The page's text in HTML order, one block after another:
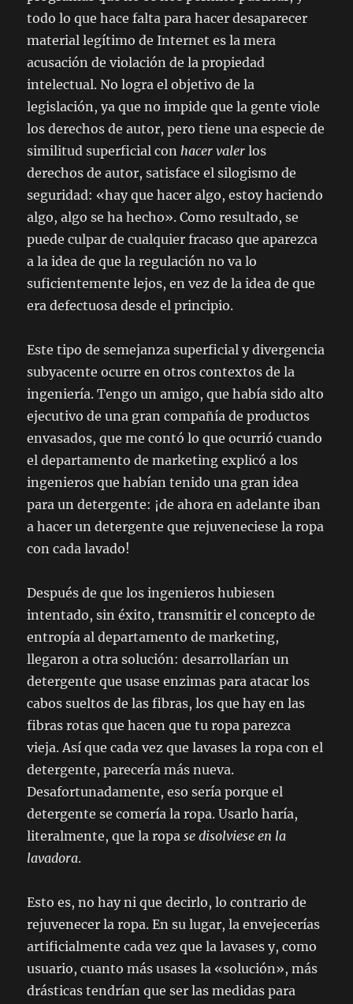
todo lo que hace falta para hacer desaparecer
material legítimo de Internet es la mera
acusación de violación de la propiedad
intelectual. No logra el objetivo de la
legislación, ya que no impide que la gente viole
los derechos de autor, pero tiene una especie de
similitud superficial conhacer valer los
derechos de autor, satisface el silogismo de
seguridad: «hay que hacer algo, estoy haciendo
algo, algo se ha hecho». Como resultado, se
puede culpar de cualquier fracaso que aparezca
a la idea de que la regulación no va lo
suficientemente lejos, en vez de la idea de que
era defectuosa desde el principio.
Este tipo de semejanza superficial y divergencia
subyacente ocurre en otros contextos de la
ingeniería. Tengo un amigo, que había sido alto
ejecutivo de una gran compañía de productos
envasados, que me contó lo que ocurrió cuando
el departamento de marketing explicó a los
ingenieros que habían tenido una gran idea
para un detergente: ¡de ahora en adelante iban
a hacer un detergente que rejuveneciese la ropa
con cada lavado!
Después de que los ingenieros hubiesen
intentado, sin éxito, transmitir el concepto de
entropía al departamento de marketing,
llegaron a otra solución: desarrollarían un
detergente que usase enzimas para atacar los
cabos sueltos de las fibras, los que hay en las
fibras rotas que hacen que tu ropa parezca
vieja. Así que cada vez que lavases la ropa con el
detergente, parecería más nueva.
Desafortunadamente, eso sería porque el
detergente se comería la ropa. Usarlo haría,
literalmente, que la ropase disolviese en la
lavadora.
Esto es, no hay ni que decirlo, lo contrario de
rejuvenecer la ropa. En su lugar, la envejecerías
artificialmente cada vez que la lavases y, como
usuario, cuanto más usases la «solución», más
drásticas tendrían que ser las medidas para